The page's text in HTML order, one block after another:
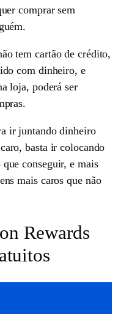
comprar sem
tem cartão de crédito,
com dinheiro, e
loja, poderá ser
ir juntando dinheiro
basta ir colocando
conseguir, e mais
mais caros que não
Rewards